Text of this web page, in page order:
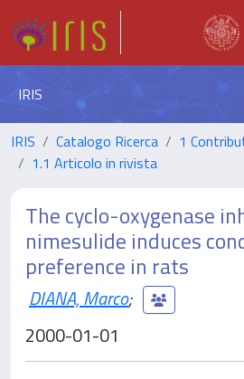
IRIS
IRIS Catalogo Ricerca
1
1.1 Articolo in rivista
The cyclo-oxygenase
nimesulide induces
preference in rats
DIANA, Marco;
2000-01-01